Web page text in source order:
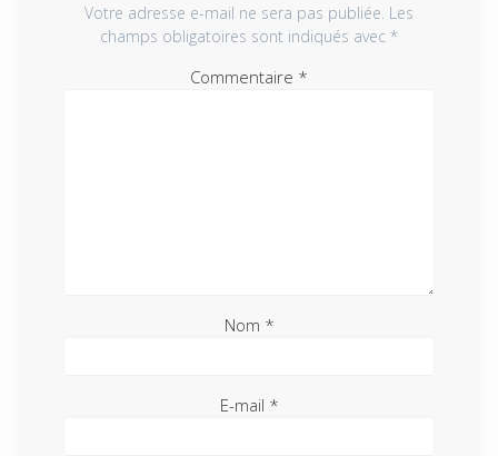
Votre adresse e-mail ne sera pas publiée. Les
champs obligatoires sont indiqués avec *
Commentaire *
Nom *
E-mail *